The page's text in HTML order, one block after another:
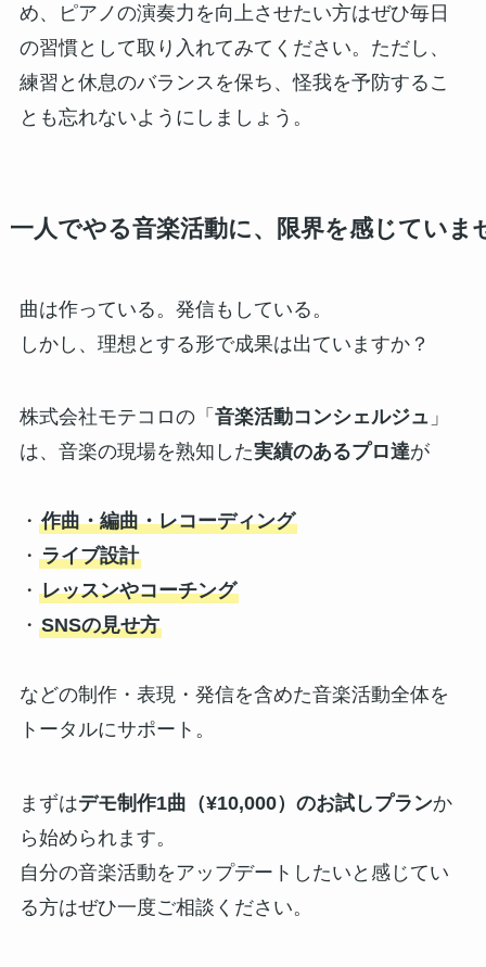
め、ピアノの演奏力を向上させたい方はぜひ毎日
の習慣として取り入れてみてください。ただし、
練習と休息のバランスを保ち、怪我を予防するこ
とも忘れないようにしましょう。
一人でやる音楽活動に、限界を感じていま
曲は作っている。発信もしている。
しかし、理想とする形で成果は出ていますか？
株式会社モテコロの「 音楽活動コンシェルジュ 」
は、音楽の現場を熟知した実績のあるプロ達が
・ 作曲・編曲・レコーディング
・ ライブ設計
・ レッスンやコーチング
・ SNSの見せ方
などの制作・表現・発信を含めた音楽活動全体を
トータルにサポート。
まずはデモ制作1曲（¥10,000）のお試しプランか
ら始められます。
自分の音楽活動をアップデートしたいと感じてい
る方はぜひ一度ご相談ください。